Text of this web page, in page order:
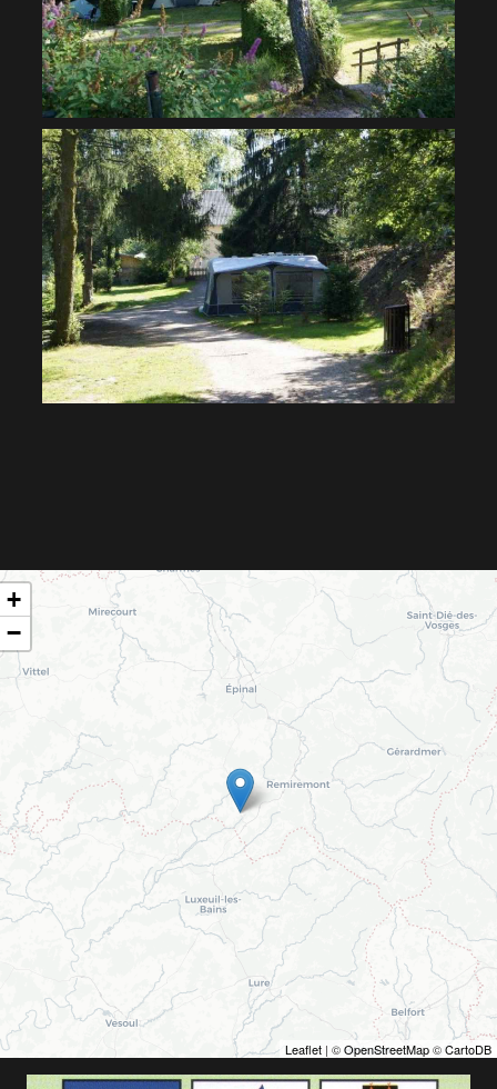
+
−
Leaflet | ©OpenStreetMap©CartoDB